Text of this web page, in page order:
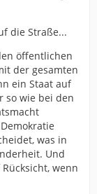
die Straße...
öffentlichen
der gesamten
ein Staat auf
so wie bei den
was in
Und
wenn